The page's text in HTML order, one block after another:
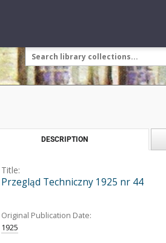
DESCRIPTION
Title:
Przegląd Techniczny 1925 nr 44
Original Publication Date:
1925